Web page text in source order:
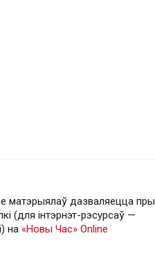
матэрыялаў дазваляецца пры
(для інтэрнэт-рэсурсаў —
на «Новы Час» Online